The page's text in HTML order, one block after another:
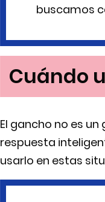
buscamos
Cuándo
El gancho no es
respuesta
usarlo en estas